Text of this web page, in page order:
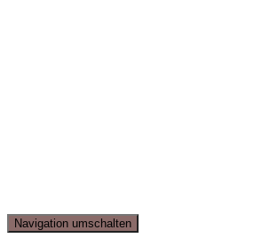
Navigation umschalten